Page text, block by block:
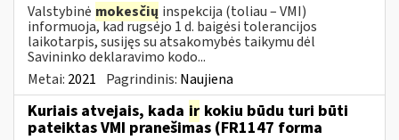
Valstybinė mokesčių inspekcija (toliau – VMI)
informuoja, kad rugsėjo 1 d. baigėsi tolerancijos
laikotarpis, susijęs su atsakomybės taikymu dėl
Savininko deklaravimo kodo...
Metai: 2021 Pagrindinis: Naujiena
Kuriais atvejais, kada ir kokiu būdu turi būti
pateiktas VMI pranešimas (FR1147 forma